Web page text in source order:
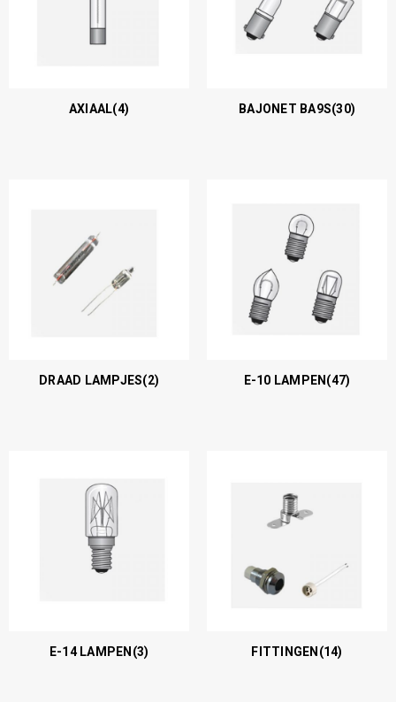
AXIAAL(4) BAJONET BA9S(30)
DRAAD LAMPJES(2) E-10 LAMPEN (47)
E-14 LAMPEN (3) FITTINGEN (14)